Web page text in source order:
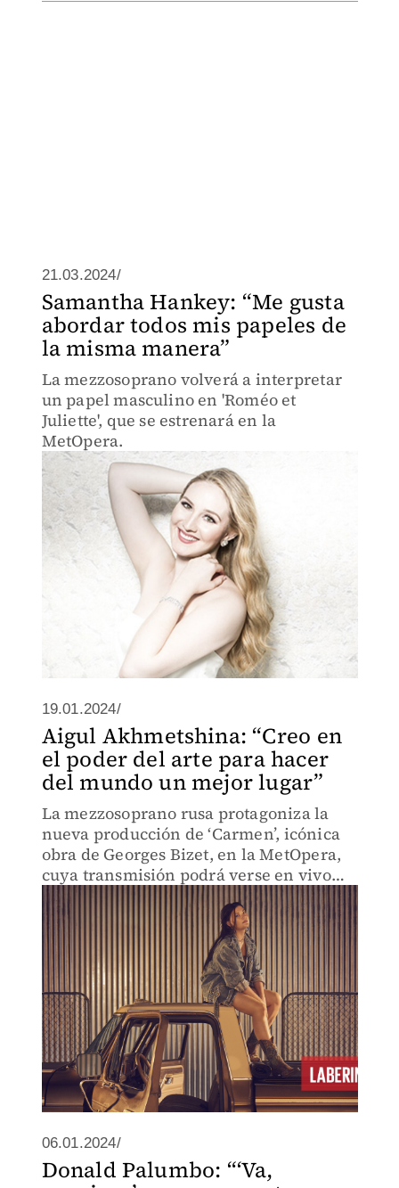
21.03.2024/
Samantha Hankey: “Me gusta
abordar todos mis papeles de
la misma manera”
La mezzosoprano volverá a interpretar
un papel masculino en 'Roméo et
Juliette', que se estrenará en la
MetOpera.
19.01.2024/
Aigul Akhmetshina: “Creo en
el poder del arte para hacer
del mundo un mejor lugar”
La mezzosoprano rusa protagoniza la
nueva producción de ‘Carmen’, icónica
obra de Georges Bizet, en la MetOpera,
cuya transmisión podrá verse en vivo
desde el Auditorio Nacional.
06.01.2024/
Donald Palumbo: “‘Va,